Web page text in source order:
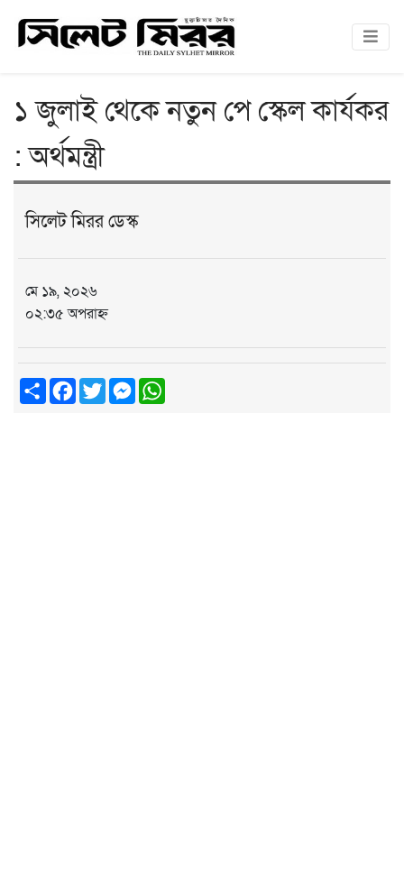
১ জুলাই থেকে নতুন পে স্কেল কার্যকর
: অর্থমন্ত্রী
সিলেট মিরর ডেস্ক
মে ১৯, ২০২৬
০২:৩৫ অপরাহ্ন
ShareFacebook
TwitterMessenger